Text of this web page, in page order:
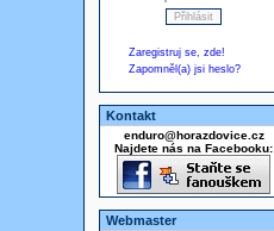
Zaregistruj se, zde!
Zapomněl(a) jsi heslo?
Kontakt
enduro@horazdovice.cz
Najdete nás na Facebooku:
Webmaster